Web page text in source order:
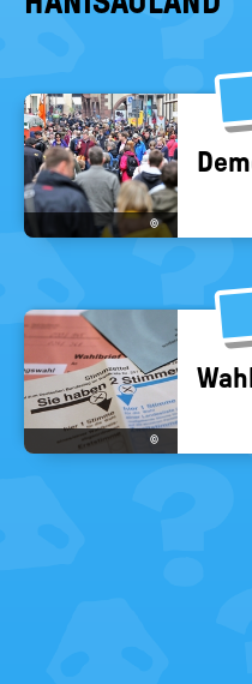
©
©